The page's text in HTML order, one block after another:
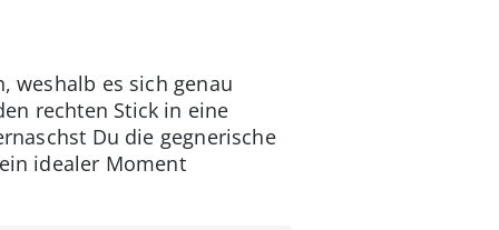
weshalb es sich genau
rechten Stick in eine
Du die gegnerische
idealer Moment